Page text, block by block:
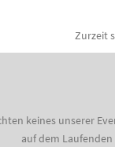
Zurzeit
keines unserer
auf dem